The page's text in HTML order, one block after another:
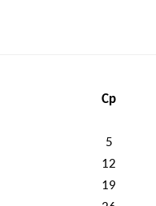
Ср
5
12
19